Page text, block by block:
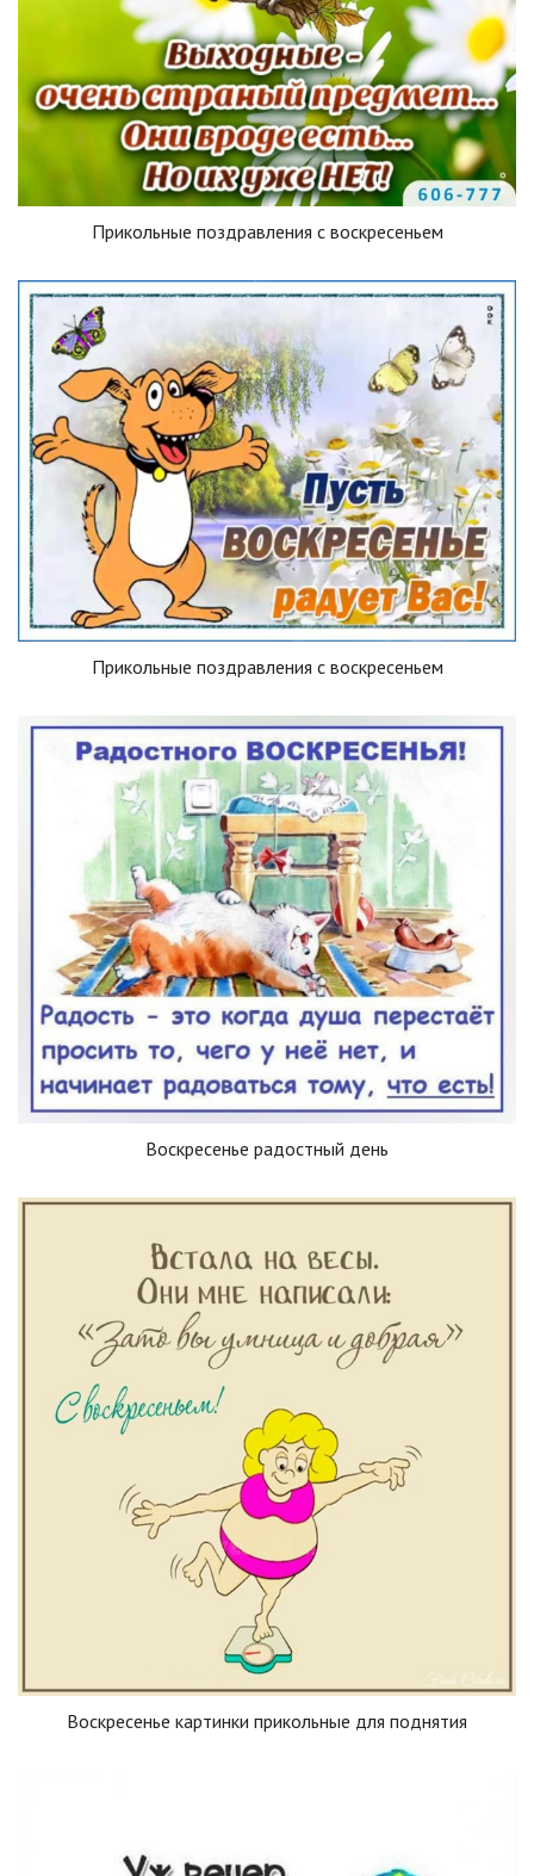
Прикольные поздравления с воскресеньем
Прикольные поздравления с воскресеньем
Воскресенье радостный день
Воскресенье картинки прикольные для поднятия